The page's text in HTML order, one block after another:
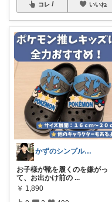
コレ いいね
かずのシンプル生活｜一生モノに出会う場所
お子様が靴を履くのを嫌がっ
て、お出かけ前の ...
￥ 1,890